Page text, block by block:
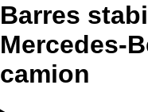
Barres
Mercedes-
camion